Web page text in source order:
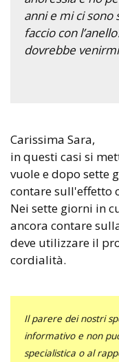
anni e mi ci sono
faccio con
dovrebbe
Carissima Sara,
in questi casi si
vuole e dopo sette
contare sull'effetto
Nei sette giorni in
ancora contare
deve utilizzare il
cordialità.
Il parere dei nostri
informativo e non
specialistica o al